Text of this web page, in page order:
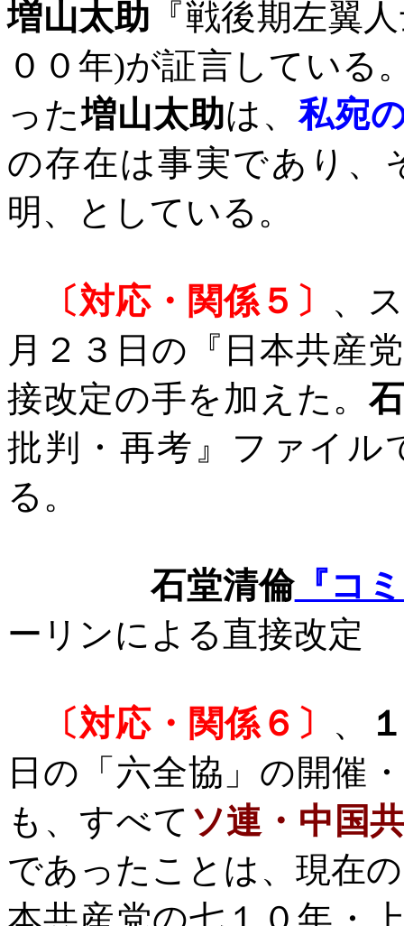
増山太助 『戦後期左翼
００年)が証言している
った増山太助は、私宛
の存在は事実であり、
明、としている。
〔対応・関係５〕 、
月２３日の『日本共産
接改定の手を加えた。
批判・再考』ファイル
る。
石堂清倫『コ
ーリンによる直接改定
〔対応・関係６〕 、
日の「六全協」の開催
も、すべて ソ連・中国
であったことは、現在